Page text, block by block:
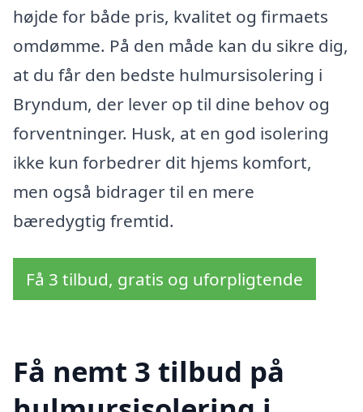
højde for både pris, kvalitet og firmaets
omdømme. På den måde kan du sikre dig,
at du får den bedste hulmursisolering i
Bryndum, der lever op til dine behov og
forventninger. Husk, at en god isolering
ikke kun forbedrer dit hjems komfort,
men også bidrager til en mere
bæredygtig fremtid.
Få 3 tilbud, gratis og uforpligtende
Få nemt 3 tilbud på